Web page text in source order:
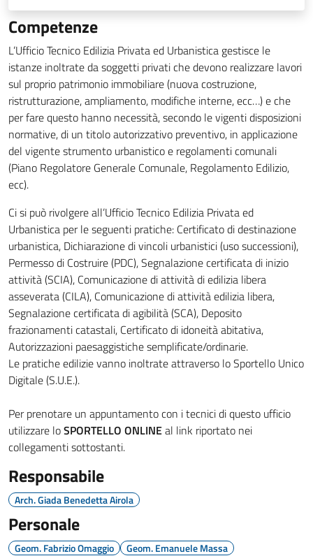
Competenze
L’Ufficio Tecnico Edilizia Privata ed Urbanistica gestisce le
istanze inoltrate da soggetti privati che devono realizzare lavori
sul proprio patrimonio immobiliare (nuova costruzione,
ristrutturazione, ampliamento, modifiche interne, ecc…) e che
per fare questo hanno necessità, secondo le vigenti disposizioni
normative, di un titolo autorizzativo preventivo, in applicazione
del vigente strumento urbanistico e regolamenti comunali
(Piano Regolatore Generale Comunale, Regolamento Edilizio,
ecc).
Ci si può rivolgere all’Ufficio Tecnico Edilizia Privata ed
Urbanistica per le seguenti pratiche: Certificato di destinazione
urbanistica, Dichiarazione di vincoli urbanistici (uso successioni),
Permesso di Costruire (PDC), Segnalazione certificata di inizio
attività (SCIA), Comunicazione di attività di edilizia libera
asseverata (CILA), Comunicazione di attività edilizia libera,
Segnalazione certificata di agibilità (SCA), Deposito
frazionamenti catastali, Certificato di idoneità abitativa,
Autorizzazioni paesaggistiche semplificate/ordinarie.
Le pratiche edilizie vanno inoltrate attraverso lo Sportello Unico
Digitale (S.U.E.).
Per prenotare un appuntamento con i tecnici di questo ufficio
utilizzare loSPORTELLO ONLINEal link riportato nei
collegamenti sottostanti.
Responsabile
Arch. Giada Benedetta Airola
Personale
Geom. Fabrizio Omaggio Geom. Emanuele Massa